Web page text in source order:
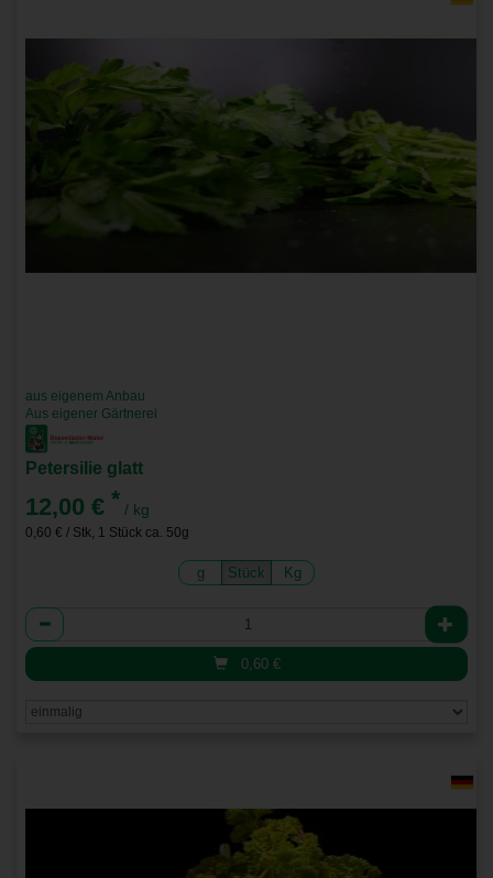
aus eigenem Anbau
Aus eigener Gärtnerei
Petersilie glatt
12,00 € * / kg
0,60 € / Stk, 1 Stück ca. 50g
g Stück Kg
Anzahl
0,60 €